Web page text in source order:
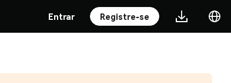
Entrar Registre-se